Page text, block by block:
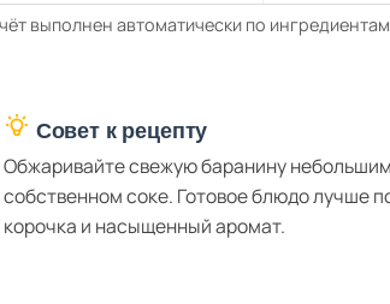
выполнен автоматически по
Совет к рецепту
Обжаривайте свежую баранину
собственном соке. Готовое блюдо лучше
корочка и насыщенный аромат.